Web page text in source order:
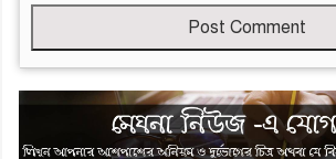
field
empty